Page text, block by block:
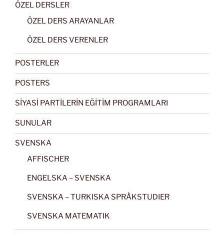
ÖZEL DERSLER
ÖZEL DERS ARAYANLAR
ÖZEL DERS VERENLER
POSTERLER
POSTERS
SİYASİ PARTİLERİN EĞİTİM PROGRAMLARI
SUNULAR
SVENSKA
AFFISCHER
ENGELSKA – SVENSKA
SVENSKA – TURKISKA SPRÅKSTUDIER
SVENSKA MATEMATIK